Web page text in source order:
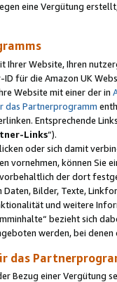
eine Vergütung
Ihrer Website, Ihren
für die Amazon UK
Website mit einer der in
das Partnerprogramm
Entsprechende
Links“).
oder sich damit
vornehmen, können Sie
der dort
Bilder, Texte,
und weitere
bezieht sich
werden, bei
das
Bezug einer Vergütung